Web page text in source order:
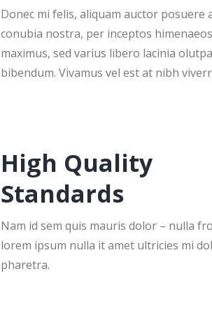
Donec mi felis, aliquam auctor
conubia nostra, per inceptos
maximus, sed varius libero lacinia
bibendum. Vivamus vel est at nibh
High Quality
Standards
Nam id sem quis mauris dolor – nulla
lorem ipsum nulla it amet ultricies mi
pharetra.